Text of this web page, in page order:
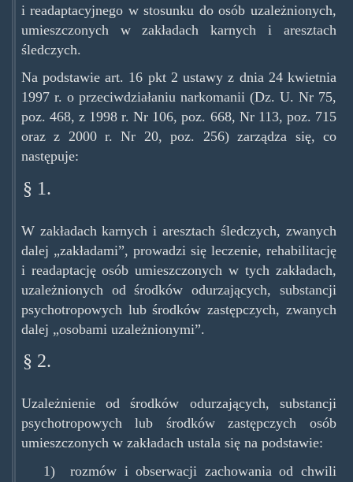
i readaptacyjnego w stosunku do osób uzależnionych,
umieszczonych w zakładach karnych i aresztach
śledczych.
Na podstawie art. 16 pkt 2 ustawy z dnia 24 kwietnia
1997 r. o przeciwdziałaniu narkomanii (Dz. U. Nr 75,
poz. 468, z 1998 r. Nr 106, poz. 668, Nr 113, poz. 715
oraz z 2000 r. Nr 20, poz. 256) zarządza się, co
następuje:
§ 1.
W zakładach karnych i aresztach śledczych, zwanych
dalej „zakładami”, prowadzi się leczenie, rehabilitację
i readaptację osób umieszczonych w tych zakładach,
uzależnionych od środków odurzających, substancji
psychotropowych lub środków zastępczych, zwanych
dalej „osobami uzależnionymi”.
§ 2.
Uzależnienie od środków odurzających, substancji
psychotropowych lub środków zastępczych osób
umieszczonych w zakładach ustala się na podstawie:
1) rozmów i obserwacji zachowania od chwili